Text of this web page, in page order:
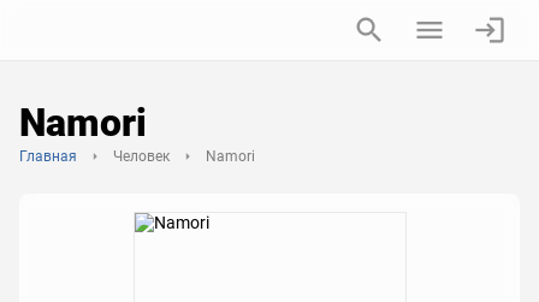
Namori
Главная Человек Namori